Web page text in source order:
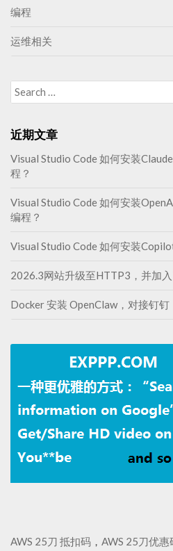
编程
运维相关
Search
for:
近期文章
Visual Studio Code 如何安装
程？
Visual Studio Code 如何安装
编程？
Visual Studio Code 如何安装
2026.3网站升级至HTTP3，并加
Docker 安装 OpenClaw，对接钉钉
AWS 25刀 抵扣码 ， AWS 25刀优惠